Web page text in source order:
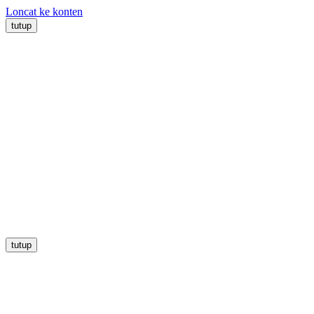
Loncat ke konten
tutup
tutup